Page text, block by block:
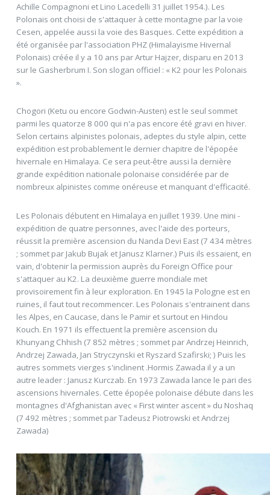
Achille Compagnoni et Lino Lacedelli 31 juillet 1954.). Les
Polonais ont choisi de s'attaquer à cette montagne par la voie
Cesen, appelée aussi la voie des Basques. Cette expédition a
été organisée par l'association PHZ (Himalayisme Hivernal
Polonais) créée il y a 10 ans par Artur Hajzer, disparu en 2013
sur le Gasherbrum I. Son slogan officiel : « K2 pour les Polonais
».
Chogori (Ketu ou encore Godwin-Austen) est le seul sommet
parmi les quatorze 8 000 qui n'a pas encore été gravi en hiver.
Selon certains alpinistes polonais, adeptes du style alpin, cette
expédition est probablement le dernier chapitre de l'épopée
hivernale en Himalaya. Ce sera peut-être aussi la dernière
grande expédition nationale polonaise considérée par de
nombreux alpinistes comme onéreuse et manquant d'efficacité.
Les Polonais débutent en Himalaya en juillet 1939. Une mini -
expédition de quatre personnes, avec l'aide des porteurs,
réussit la première ascension du Nanda Devi East (7 434 mètres
; sommet par Jakub Bujak et Janusz Klarner.) Puis ils essaient, en
vain, d'obtenir la permission auprès du Foreign Office pour
s'attaquer au K2. La deuxième guerre mondiale met
provisoirement fin à leur exploration. En 1945 la Pologne est en
ruines, il faut tout recommencer. Les Polonais s'entrainent dans
les Alpes, en Caucase, dans le Pamir et surtout en Hindou
Kouch. En 1971 ils effectuent la première ascension du
Khunyang Chhish (7 852 mètres ; sommet par Andrzej Heinrich,
Andrzej Zawada, Jan Stryczynski et Ryszard Szafirski; ) Puis les
autres sommets vierges s'inclinent .Hormis Zawada il y a un
autre leader : Janusz Kurczab. En 1973 Zawada lance le pari des
ascensions hivernales. Cette épopée polonaise débute dans les
montagnes d'Afghanistan avec « First winter ascent » du Noshaq
(7 492 mètres ; sommet par Tadeusz Piotrowski et Andrzej
Zawada)